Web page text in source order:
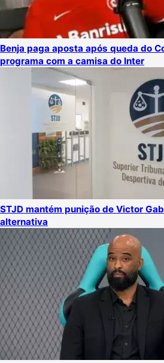
Benja paga aposta após queda do
programa com a camisa do Inter
STJD mantém punição de Victor
alternativa